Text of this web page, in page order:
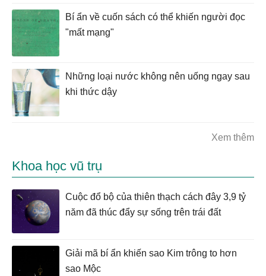
Bí ẩn về cuốn sách có thể khiến người đọc
"mất mạng"
Những loại nước không nên uống ngay sau
khi thức dậy
Xem thêm
Khoa học vũ trụ
Cuộc đổ bộ của thiên thạch cách đây 3,9 tỷ
năm đã thúc đẩy sự sống trên trái đất
Giải mã bí ẩn khiến sao Kim trông to hơn
sao Mộc